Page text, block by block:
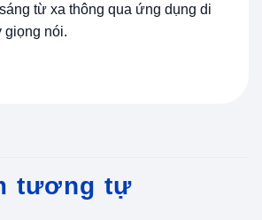
từ xa thông qua ứng dụng di
giọng nói.
tương tự